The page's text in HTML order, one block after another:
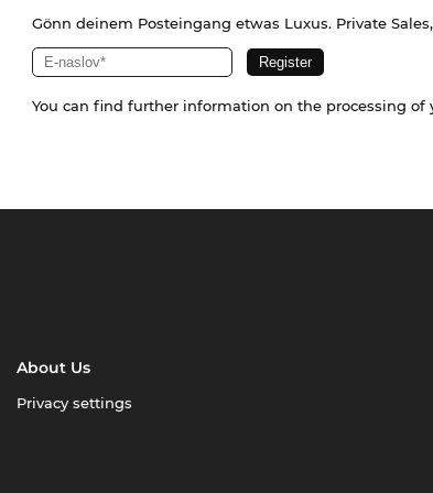
Gönn deinem Posteingang etwas Luxus. Private
You can find further information on the processing of
About Us
Privacy settings